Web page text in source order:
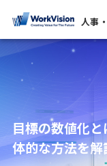
人事
目標の数値化
体的な方法を解